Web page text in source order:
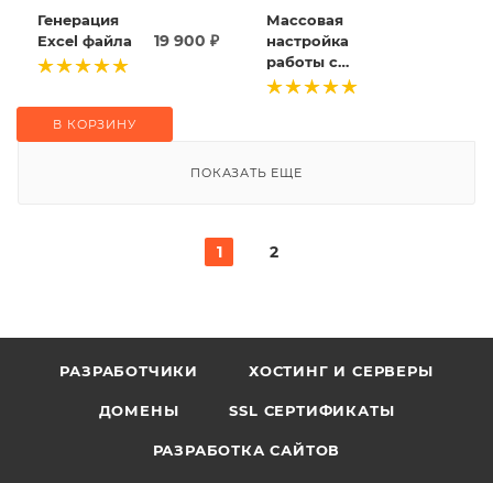
Генерация
Excel файла
19 900 ₽
В КОРЗИНУ
Массовая
настройка
работы с
документами
ПОКАЗАТЬ ЕЩЕ
1 2
РАЗРАБОТЧИКИ ХОСТИНГ И СЕРВЕРЫ
ДОМЕНЫ SSL СЕРТИФИКАТЫ
РАЗРАБОТКА САЙТОВ